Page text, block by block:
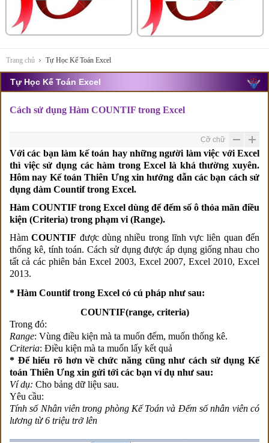
Trang chủ Tự Học Kế Toán Excel
Tự Học Kế Toán Excel
Cách sử dụng Hàm COUNTIF trong Excel
Cỡ chữ
Với các bạn làm kế toán hay những người làm việc với Excel
thì việc sử dụng các hàm trong Excel là khá thường xuyên.
Hôm nay Kế toán Thiên Ưng xin hướng dẫn các bạn cách sử
dụng dàm Countif trong Excel.
Hàm COUNTIF trong Excel dùng để đếm số ô thỏa mãn điều
kiện (Criteria) trong phạm vi (Range).
HàmCOUNTIF được dùng nhiều trong lĩnh vực liên quan đến
thống kê, tính toán. Cách sử dụng được áp dụng giống nhau cho
tất cả các phiên bản Excel 2003, Excel 2007, Excel 2010, Excel
2013.
* Hàm Countif trong Excel có cú pháp như sau:
COUNTIF(range, criteria)
Trong đó:
Range: Vùng điều kiện mà ta muốn đếm, muốn thống kê.
Criteria: Điều kiện mà ta muốn lấy kết quả
* Để hiểu rõ hơn về chức năng cũng như cách sử dụng Kế
toán Thiên Ưng xin gửi tới các bạn ví dụ như sau:
Ví dụ: Cho bảng dữ liệu sau.
Yêu cầu:
Tính số Nhân viên trong phòng Kế Toán và Đếm số nhân viên có
lương từ 6 triệu trở lên